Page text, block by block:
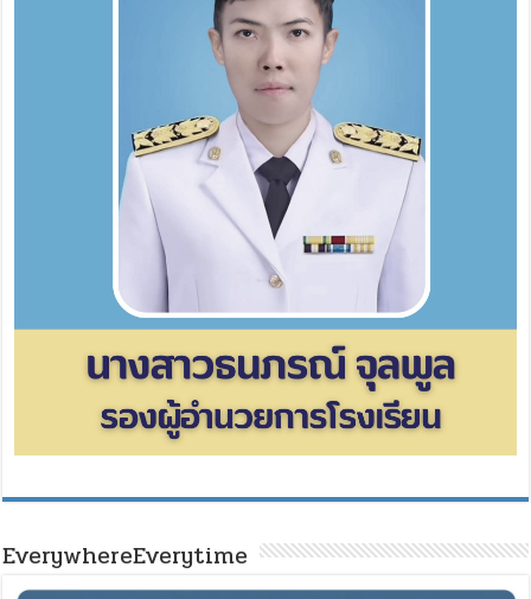
EverywhereEverytime